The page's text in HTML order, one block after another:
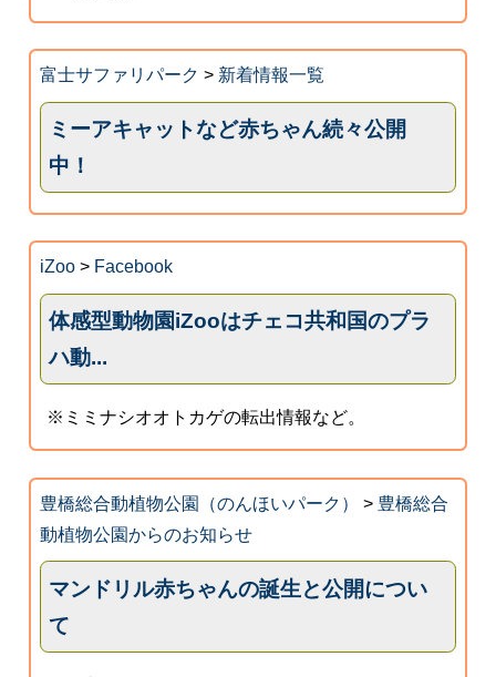
富士サファリパーク > 新着情報一覧
ミーアキャットなど赤ちゃん続々公開
中！
iZoo> Facebook
体感型動物園iZooはチェコ共和国のプラ
ハ動...
※ミミナシオオトカゲの転出情報など。
豊橋総合動植物公園（のんほいパーク） > 豊橋総合
動植物公園からのお知らせ
マンドリル赤ちゃんの誕生と公開につい
て